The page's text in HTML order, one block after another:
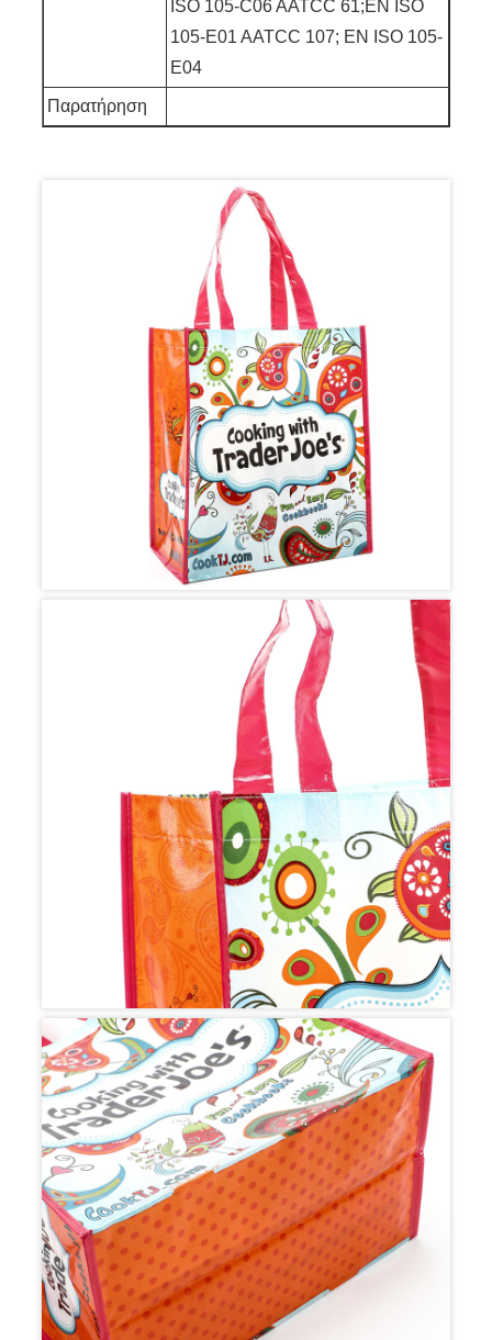
ISO 105-C06 AATCC 61;EN ISO
105-E01 AATCC 107; EN ISO 105-
E04
Παρατήρηση